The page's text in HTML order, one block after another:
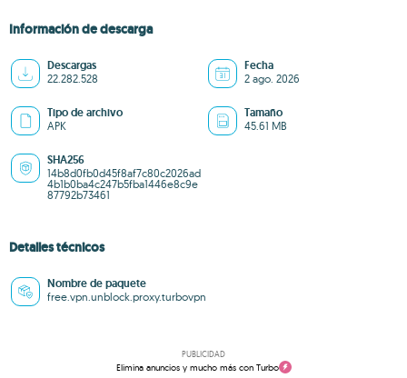
Información de descarga
Descargas
22.282.528
Fecha
2 ago. 2026
Tipo de archivo
APK
Tamaño
45.61 MB
SHA256
14b8d0fb0d45f8af7c80c2026ad
4b1b0ba4c247b5fba1446e8c9e
87792b73461
Detalles técnicos
Nombre de paquete
free.vpn.unblock.proxy.turbovpn
PUBLICIDAD
Elimina anuncios y mucho más con Turbo